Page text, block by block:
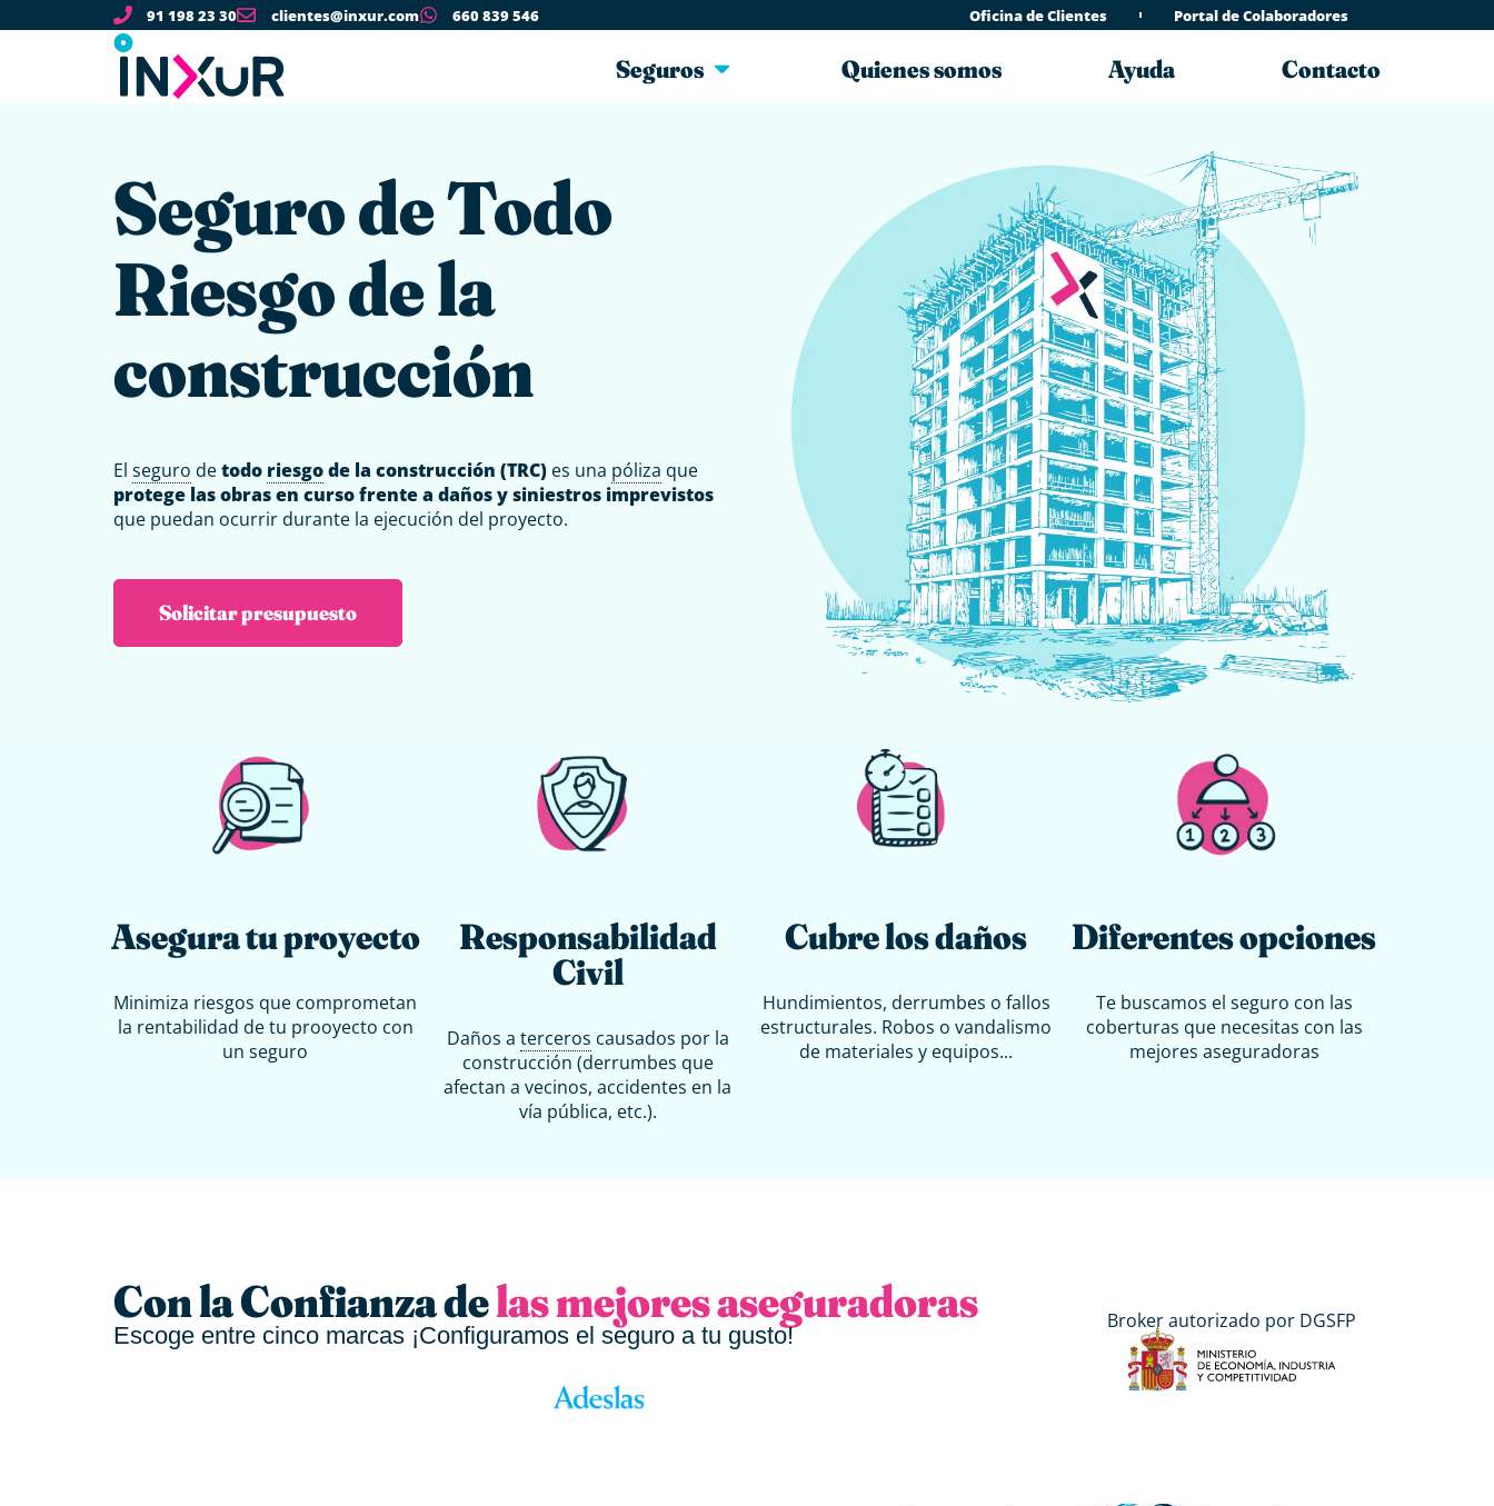
91 198 23 30 clientes@inxur.com 660 839 546 Oficina de Clientes Portal de Colaboradores
Seguros Quienes somos Ayuda Contacto
Seguro de Todo
Riesgo de la
construcción
El seguro detodo riesgode la construcción (TRC) es una póliza que
protege las obras en curso frente a daños y siniestros imprevistos
que puedan ocurrir durante la ejecución del proyecto.
Solicitar presupuesto
Asegura tu proyecto
Minimiza riesgos que comprometan
la rentabilidad de tu prooyecto con
un seguro
Responsabilidad
Civil
Daños a terceros causados por la
construcción (derrumbes que
afectan a vecinos, accidentes en la
vía pública, etc.).
Cubre los daños
Hundimientos, derrumbes o fallos
estructurales. Robos o vandalismo
de materiales y equipos...
Diferentes opciones
Te buscamos el seguro con las
coberturas que necesitas con las
mejores aseguradoras
Con la Confianza delas mejores aseguradoras
Escoge entre cinco marcas ¡Configuramos el seguro a tu gusto!
Broker autorizado por DGSFP